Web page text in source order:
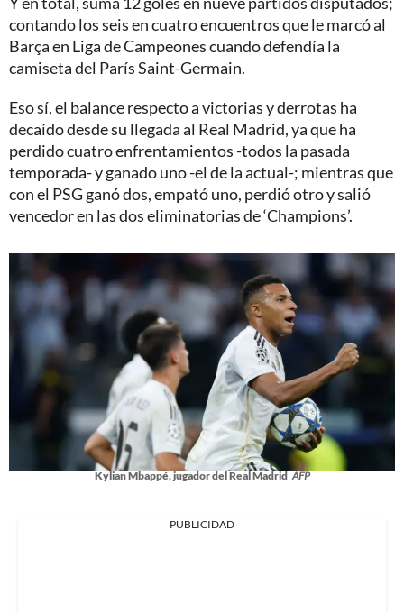
contando los seis en cuatro encuentros que le marcó al
Barça en Liga de Campeones cuando defendía la
camiseta del París Saint-Germain.
Eso sí, el balance respecto a victorias y derrotas ha
decaído desde su llegada al Real Madrid, ya que ha
perdido cuatro enfrentamientos -todos la pasada
temporada- y ganado uno -el de la actual-; mientras que
con el PSG ganó dos, empató uno, perdió otro y salió
vencedor en las dos eliminatorias de ‘Champions’.
Kylian Mbappé, jugador del Real Madrid AFP
PUBLICIDAD